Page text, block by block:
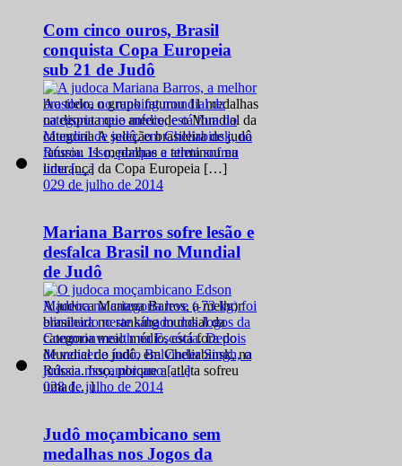
Com cinco ouros, Brasil
conquista Copa Europeia
sub 21 de Judô
Ao todo, o grupo faturou 11 medalhas
na disputa que antecede o Mundial da
categoria A seleção brasileira de judô
faturou 11 medalhas e terminou na
liderança da Copa Europeia […]
029 de julho de 2014
Mariana Barros sofre lesão e
desfalca Brasil no Mundial
de Judô
A judoca Mariana Barros, a melhor
brasileira no ranking mundial da
categoria meio médio, está fora do
Mundial de judô, em Cheliabinsk, na
Rússia. Isso, porque a atleta sofreu
uma […]
028 de julho de 2014
Judô moçambicano sem
medalhas nos Jogos da